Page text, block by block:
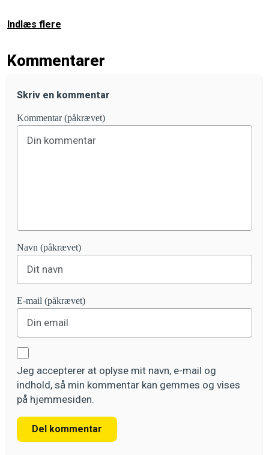
Indlæs flere
Kommentarer
Skriv en kommentar
Kommentar (påkrævet)
Navn (påkrævet)
E-mail (påkrævet)
Jeg accepterer at oplyse mit navn, e-mail og
indhold, så min kommentar kan gemmes og vises
på hjemmesiden.
Del kommentar